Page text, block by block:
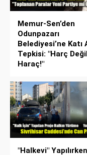
Memur-Sen’den
Odunpazarı
Belediyesi’ne Katı
Tepkisi: "Harç
Haraç!"
"Halkevi" Yapılırken